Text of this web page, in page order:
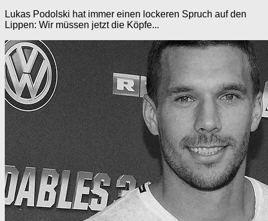
Lukas Podolski hat immer einen lockeren Spruch auf den
Lippen: Wir müssen jetzt die Köpfe...